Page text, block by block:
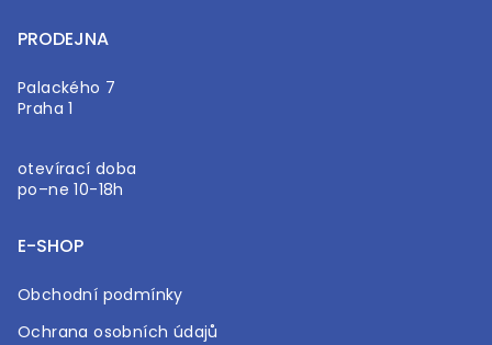
PRODEJNA
Palackého 7
Praha 1
otevírací doba
po–ne 10-18h
E-SHOP
Obchodní podmínky
Ochrana osobních údajů